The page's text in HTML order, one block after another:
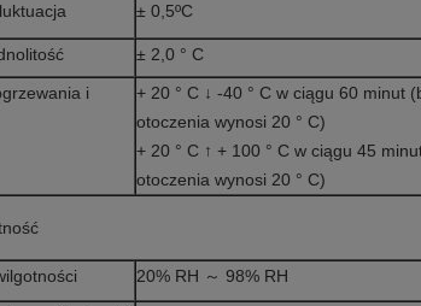
± 0,5ºC
± 2,0 ° C
i
+ 20 ° C ↓ -40 ° C w ciągu 60 minut
otoczenia wynosi 20 ° C)
+ 20 ° C ↑ + 100 ° C w ciągu 45
otoczenia wynosi 20 ° C)
20% RH ～ 98% RH